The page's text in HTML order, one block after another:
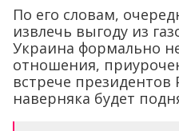
По его словам,
извлечь выгоду из
Украина формально
отношения,
встрече
наверняка будет